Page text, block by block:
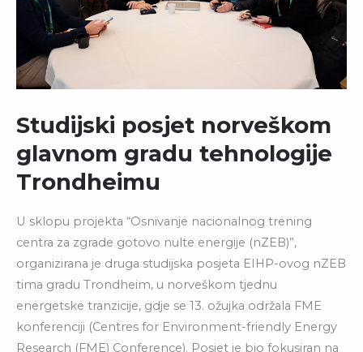
Studijski posjet norveškom
glavnom gradu tehnologije
Trondheimu
U sklopu projekta “Osnivanje nacionalnog trening
centra za zgrade gotovo nulte energije (nZEB)”,
organizirana je druga studijska posjeta EIHP-ovog nZEB
tima gradu Trondheim, u norveškom tjednu
energetske tranzicije, gdje se 13. ožujka održala FME
konferenciji (Centres for Environment-friendly Energy
Research (FME) Conference). Posjet je bio fokusiran na